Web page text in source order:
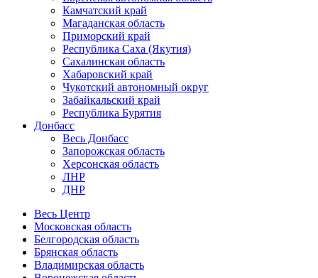
Камчатский край
Магаданская область
Приморский край
Республика Саха (Якутия)
Сахалинская область
Хабаровский край
Чукотский автономный округ
Забайкальский край
Республика Бурятия
Донбасс
Весь Донбасс
Запорожская область
Херсонская область
ЛНР
ДНР
Весь Центр
Московская область
Белгородская область
Брянская область
Владимирская область